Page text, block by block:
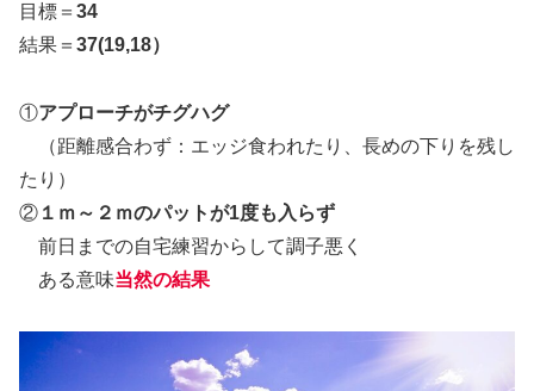
目標＝ 34
結果＝ 37(19,18）
①アプローチがチグハグ
（距離感合わず：エッジ食われたり、長めの下りを残し
たり）
② １ｍ～２ｍのパットが1度も入らず
前日までの自宅練習からして調子悪く
ある意味当然の結果